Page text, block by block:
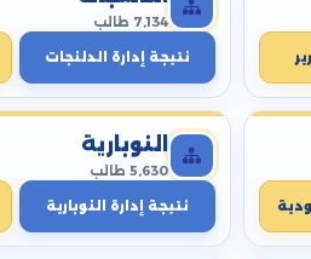
7,134 طالب
نتيجة إدارة الدلنجات
النوبارية
5,630 طالب
نتيجة إدارة النوبارية